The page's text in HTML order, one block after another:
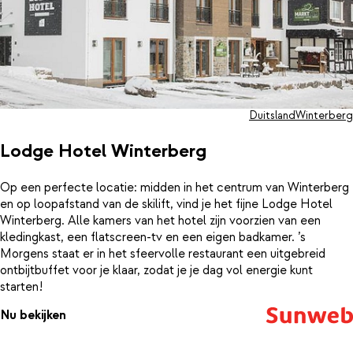
Lodge Hotel Winterberg
DuitslandWinterberg
Op een perfecte locatie: midden in het centrum van Winterberg
en op loopafstand van de skilift, vind je het fijne Lodge Hotel
Winterberg. Alle kamers van het hotel zijn voorzien van een
kledingkast, een flatscreen-tv en een eigen badkamer. ’s
Morgens staat er in het sfeervolle restaurant een uitgebreid
ontbijtbuffet voor je klaar, zodat je je dag vol energie kunt
starten!
Nu bekijken